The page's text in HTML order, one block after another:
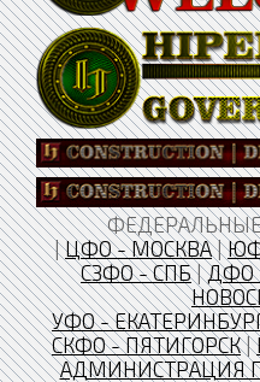
ФЕДЕРАЛЬНЫЕ
|ЦФО - МОСКВА|
СЗФО - СПБ|ДФО
УФО -
CКФО - ПЯТИГОРСК|
АДМИНИСТРАЦИЯ